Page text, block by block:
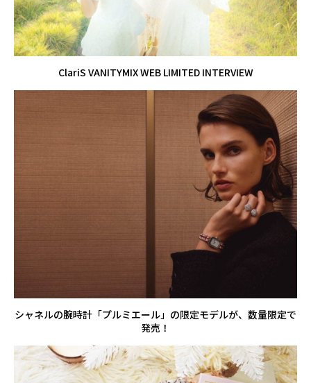
ClariS VANITYMIX WEB LIMITED INTERVIEW
シャネルの腕時計「プルミエール」の限定モデルが、数量限定で
発売！